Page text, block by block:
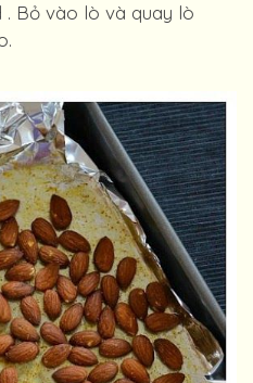
. Bỏ vào lò và quay lò